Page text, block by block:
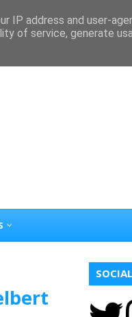
IP address and user-
of service, generate